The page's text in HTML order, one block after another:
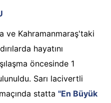
ve Kahramanmaraş'taki
hayatını
öncesinde 1
Sarı lacivertli
statta "En Büyük